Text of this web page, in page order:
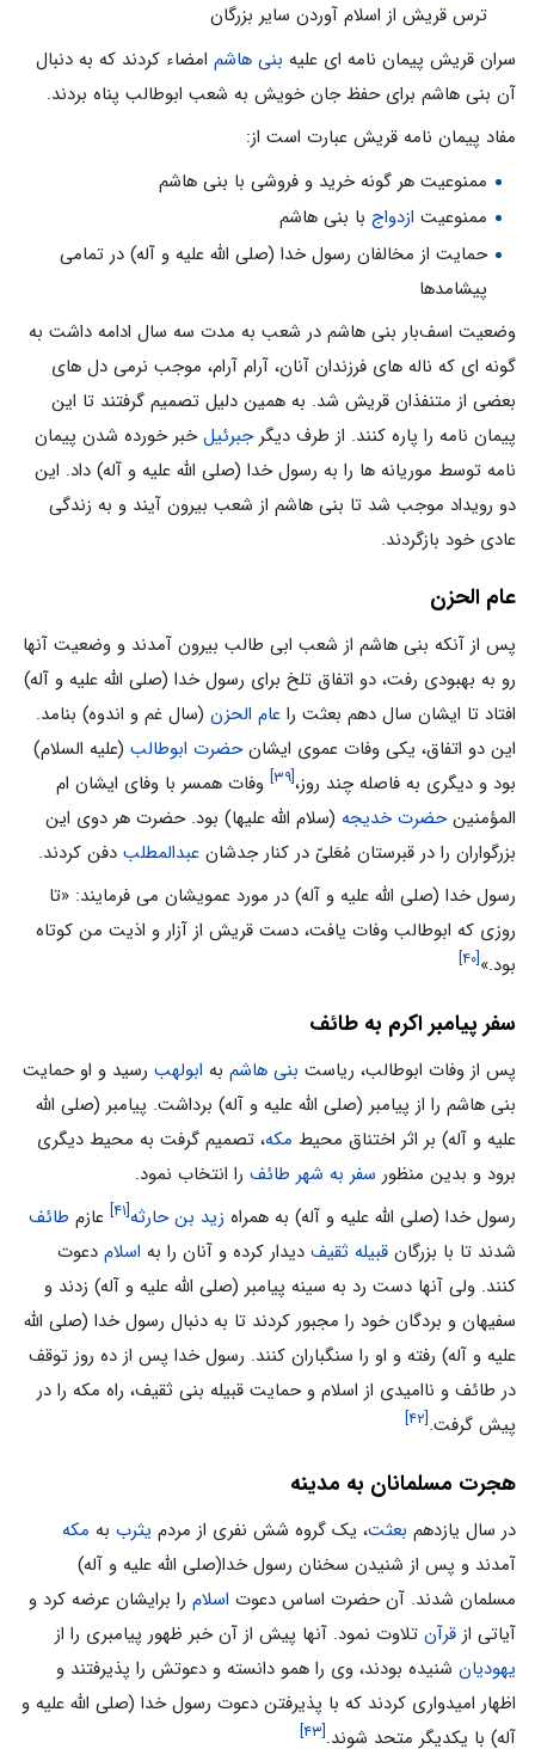
ترس قریش از اسلام آوردن سایر بزرگان
سران قریش پیمان نامه ای علیه بنی هاشم امضاء کردند که به دنبال
آن بنی هاشم برای حفظ جان خویش به شعب ابوطالب پناه بردند.
مفاد پیمان نامه قریش عبارت است از:
ممنوعیت هر گونه خرید و فروشی با بنی هاشم
ممنوعیت ازدواجبا بنی هاشم
حمایت از مخالفان رسول خدا (صلی الله علیه و آله) در تمامی
پیشامدها
وضعیت اسف‌بار بنی هاشم در شعب به مدت سه سال ادامه داشت به
گونه ای که ناله های فرزندان آنان، آرام آرام، موجب نرمی دل های
بعضی از متنفذان قریش شد. به همین دلیل تصمیم گرفتند تا این
پیمان نامه را پاره کنند. از طرف دیگرجبرئیلخبر خورده شدن پیمان
نامه توسط موریانه ها را به رسول خدا (صلی الله علیه و آله) داد. این
دو رویداد موجب شد تا بنی هاشم از شعب بیرون آیند و به زندگی
عادی خود بازگردند.
عام الحزن
پس از آنکه بنی هاشم از شعب ابی طالب بیرون آمدند و وضعیت آنها
رو به بهبودی رفت، دو اتفاق تلخ برای رسول خدا (صلی الله علیه و آله)
افتاد تا ایشان سال دهم بعثت را عام الحزن (سال غم و اندوه) بنامد.
این دو اتفاق، یکی وفات عموی ایشانحضرت ابوطالب (علیه السلام)
بود و دیگری به فاصله چند روز،[۳۹]
وفات همسر با وفای ایشان ام
المؤمنینحضرت خدیجه (سلام الله علیها) بود. حضرت هر دوی این
بزرگواران را در قبرستان مُعَلیّ در کنار جدشان عبدالمطلب دفن کردند.
رسول خدا (صلی الله علیه و آله) در مورد عمویشان می فرمایند: «تا
روزی که ابوطالب وفات یافت، دست قریش از آزار و اذیت من کوتاه
بود.»[۴۰]
سفر پیامبر اکرم به طائف
پس از وفات ابوطالب، ریاست بنی هاشم به ابولهب رسید و او حمایت
بنی هاشم را از پیامبر (صلی الله علیه و آله) برداشت. پیامبر (صلی الله
علیه و آله) بر اثر اختناق محیط مکه، تصمیم گرفت به محیط دیگری
برود و بدین منظور سفر به شهر طائف را انتخاب نمود.
رسول خدا (صلی الله علیه و آله) به همراه زید بن حارثه[۴۱] عازم طائف
شدند تا با بزرگان قبیله ثقیف دیدار کرده و آنان را به اسلام دعوت
کنند. ولی آنها دست رد به سینه پیامبر (صلی الله علیه و آله) زدند و
سفیهان و بردگان خود را مجبور کردند تا به دنبال رسول خدا (صلی الله
علیه و آله) رفته و او را سنگباران کنند. رسول خدا پس از ده روز توقف
در طائف و ناامیدی از اسلام و حمایت قبیله بنی ثقیف، راه مکه را در
پیش گرفت.[۴۲]
هجرت مسلمانان به مدینه
در سال یازدهم بعثت، یک گروه شش نفری از مردم یثرب به مکه
آمدند و پس از شنیدن سخنان رسول خدا(صلی الله علیه و آله)
مسلمان شدند. آن حضرت اساس دعوت اسلام را برایشان عرضه کرد و
آیاتی از قرآن تلاوت نمود. آنها پیش از آن خبر ظهور پیامبری را از
یهودیان شنیده بودند، وی را همو دانسته و دعوتش را پذیرفتند و
اظهار امیدواری کردند که با پذیرفتن دعوت رسول خدا (صلی الله علیه و
آله) با یکدیگر متحد شوند.[۴۳]